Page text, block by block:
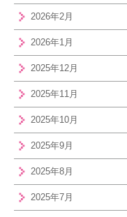
2026年2月
2026年1月
2025年12月
2025年11月
2025年10月
2025年9月
2025年8月
2025年7月